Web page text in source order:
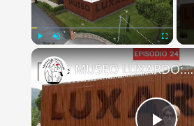
Fullscreen
MUSEO LUXARDO: Un Viaggio nel Tempo e nel Gusto